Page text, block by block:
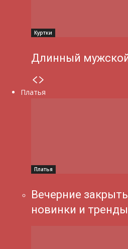
Куртки
Длинный
Платья
Платья
Вечерние
новинки и тренды